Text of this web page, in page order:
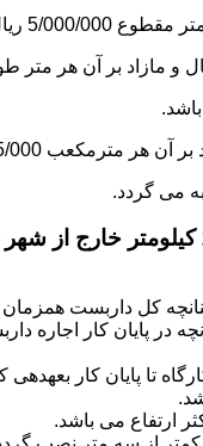
کل داربست
در پایان کار اجاره
تا پایان کار بعهده­ی
ارتفاع می باشد.